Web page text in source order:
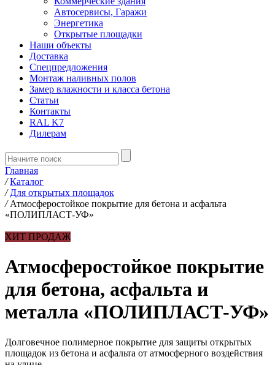
Автосервисы, Гаражи
Энергетика
Открытые площадки
Наши объекты
Доставка
Спецпредложения
Монтаж наливных полов
Замер влажности и класса бетона
Статьи
Контакты
RAL K7
Дилерам
Главная
/ Каталог
/ Для открытых площадок
/ Атмосферостойкое покрытие для бетона и асфальта
«ПОЛИПЛАСТ-УФ»
ХИТ ПРОДАЖ
Атмосферостойкое покрытие
для бетона, асфальта и
металла «ПОЛИПЛАСТ-УФ»
Долговечное полимерное покрытие для защиты открытых
площадок из бетона и асфальта от атмосферного воздействия